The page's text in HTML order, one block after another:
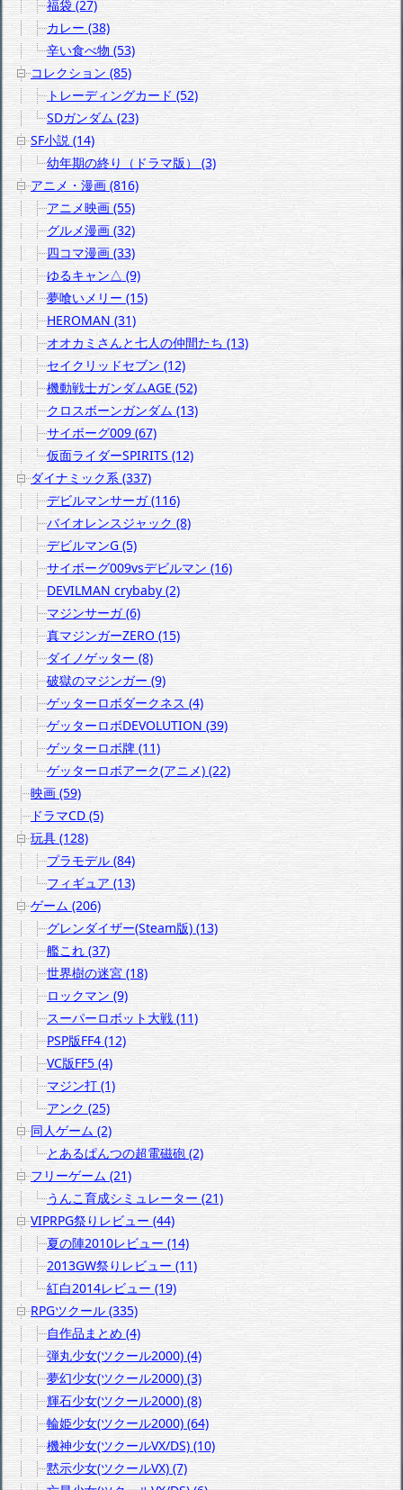
福袋 (27)
カレー (38)
辛い食べ物 (53)
コレクション (85)
トレーディングカード (52)
SDガンダム (23)
SF小説 (14)
幼年期の終り（ドラマ版） (3)
アニメ・漫画 (816)
アニメ映画 (55)
グルメ漫画 (32)
四コマ漫画 (33)
ゆるキャン△ (9)
夢喰いメリー (15)
HEROMAN (31)
オオカミさんと七人の仲間たち (13)
セイクリッドセブン (12)
機動戦士ガンダムAGE (52)
クロスボーンガンダム (13)
サイボーグ009 (67)
仮面ライダーSPIRITS (12)
ダイナミック系 (337)
デビルマンサーガ (116)
バイオレンスジャック (8)
デビルマンG (5)
サイボーグ009vsデビルマン (16)
DEVILMAN crybaby (2)
マジンサーガ (6)
真マジンガーZERO (15)
ダイノゲッター (8)
破獄のマジンガー (9)
ゲッターロボダークネス (4)
ゲッターロボDEVOLUTION (39)
ゲッターロボ牌 (11)
ゲッターロボアーク(アニメ) (22)
映画 (59)
ドラマCD (5)
玩具 (128)
プラモデル (84)
フィギュア (13)
ゲーム (206)
グレンダイザー(Steam版) (13)
艦これ (37)
世界樹の迷宮 (18)
ロックマン (9)
スーパーロボット大戦 (11)
PSP版FF4 (12)
VC版FF5 (4)
マジン打 (1)
アンク (25)
同人ゲーム (2)
とあるぱんつの超電磁砲 (2)
フリーゲーム (21)
うんこ育成シミュレーター (21)
VIPRPG祭りレビュー (44)
夏の陣2010レビュー (14)
2013GW祭りレビュー (11)
紅白2014レビュー (19)
RPGツクール (335)
自作品まとめ (4)
弾丸少女(ツクール2000) (4)
夢幻少女(ツクール2000) (3)
輝石少女(ツクール2000) (8)
輪姫少女(ツクール2000) (64)
機神少女(ツクールVX/DS) (10)
黙示少女(ツクールVX) (7)